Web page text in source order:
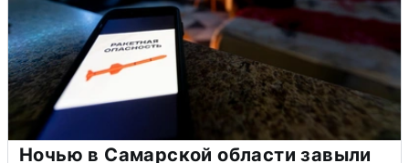
Ночью в Самарской области завыли